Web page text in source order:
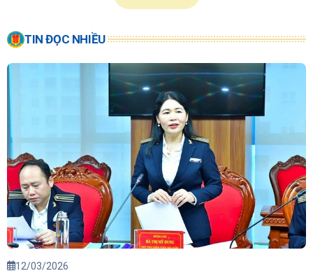
TIN ĐỌC NHIỀU
12/03/2026